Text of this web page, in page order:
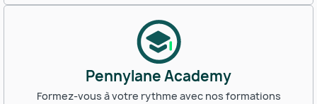
Pennylane Academy
Formez-vous à votre rythme avec nos formations